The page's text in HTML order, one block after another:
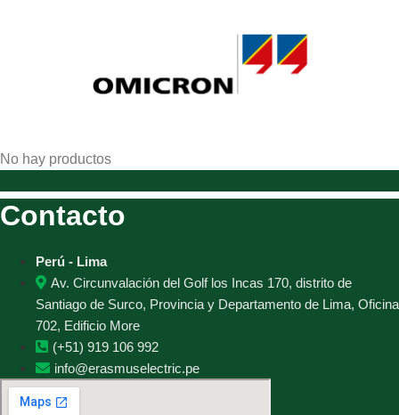
No hay productos
Contacto
Perú - Lima
Av. Circunvalación del Golf los Incas 170, distrito de
Santiago de Surco, Provincia y Departamento de Lima, Oficina
702, Edificio More
(+51) 919 106 992
info@erasmuselectric.pe